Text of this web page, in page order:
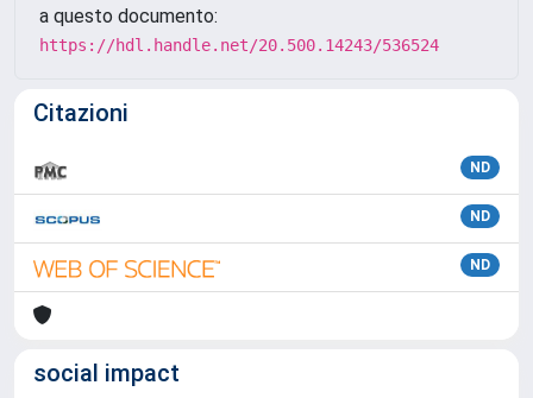
a questo documento:
https://hdl.handle.net/20.500.14243/536524
Citazioni
ND
ND
ND
social impact